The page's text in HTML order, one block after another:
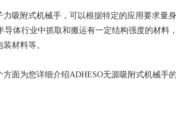
吸附式机械手，可以根据特定的应用要求量
体行业中抓取和搬运有一定结构强度的材料
材料等。
面为您详细介绍ADHESO无源吸附式机械手的